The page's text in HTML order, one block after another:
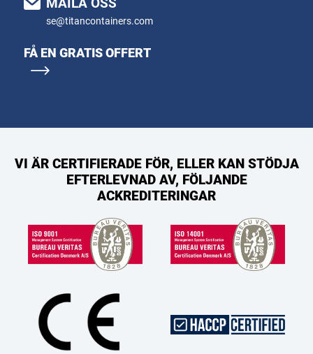
se@titancontainers.com
FÅ EN GRATIS OFFERT
VI ÄR CERTIFIERADE FÖR, ELLER KAN STÖDJA
EFTERLEVNAD AV, FÖLJANDE
ACKREDITERINGAR